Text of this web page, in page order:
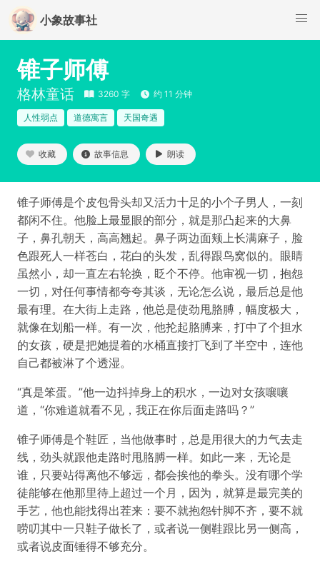
小象故事社
锥子师傅
格林童话 3260 字 约 11 分钟
人性弱点 道德寓言 天国奇遇
收藏 故事信息 朗读
锥子师傅是个皮包骨头却又活力十足的小个子男人，一刻
都闲不住。他脸上最显眼的部分，就是那凸起来的大鼻
子，鼻孔朝天，高高翘起。鼻子两边面颊上长满麻子，脸
色跟死人一样苍白，花白的头发，乱得跟鸟窝似的。眼睛
虽然小，却一直左右轮换，眨个不停。他审视一切，抱怨
一切，对任何事情都夸夸其谈，无论怎么说，最后总是他
最有理。在大街上走路，他总是使劲甩胳膊，幅度极大，
就像在划船一样。有一次，他抡起胳膊来，打中了个担水
的女孩，硬是把她提着的水桶直接打飞到了半空中，连他
自己都被淋了个透湿。
“真是笨蛋。”他一边抖掉身上的积水，一边对女孩嚷嚷
道，“你难道就看不见，我正在你后面走路吗？”
锥子师傅是个鞋匠，当他做事时，总是用很大的力气去走
线，劲头就跟他走路时甩胳膊一样。如此一来，无论是
谁，只要站得离他不够远，都会挨他的拳头。没有哪个学
徒能够在他那里待上超过一个月，因为，就算是最完美的
手艺，他也能找得出茬来：要不就抱怨针脚不齐，要不就
唠叨其中一只鞋子做长了，或者说一侧鞋跟比另一侧高，
或者说皮面锤得不够充分。